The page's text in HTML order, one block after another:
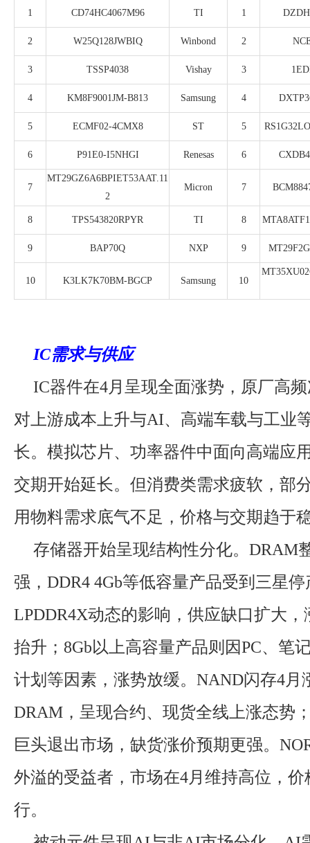
1 CD74HC4067M96 TI 1
2 W25Q128JWBIQ Winbond 2
3 TSSP4038 Vishay 3
4 KM8F9001JM-B813 Samsung 4
5 ECMF02-4CMX8 ST 5
6 P91E0-I5NHGI Renesas 6
7
MT29GZ6A6BPIET53AAT.11
2
Micron 7
8 TPS543820RPYR TI 8
9 BAP70Q NXP 9
10 K3LK7K70BM-BGCP Samsung 10
IC需求与供应
IC器件在4月呈现全面涨势，原厂高
对上游成本上升与AI、高端车载与工业
长。模拟芯片、功率器件中面向高端应
交期开始延长。但消费类需求疲软，部
用物料需求底气不足，价格与交期趋于
存储器开始呈现结构性分化。DRAM
强，DDR4 4Gb等低容量产品受到三星停
LPDDR4X动态的影响，供应缺口扩大
抬升；8Gb以上高容量产品则因PC、笔
计划等因素，涨势放缓。NAND闪存4月
DRAM，呈现合约、现货全线上涨态势
巨头退出市场，缺货涨价预期更强。
外溢的受益者，市场在4月维持高位，
行。